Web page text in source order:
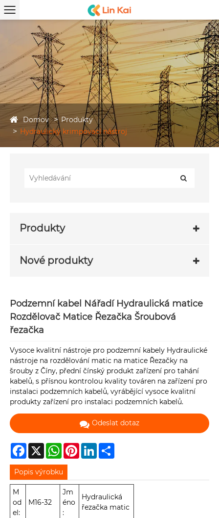
Domov
Produkty
Hydraulický krimpovací nástroj
Produkty
Nové produkty
Podzemní kabel Nářadí Hydraulická matice
Rozdělovač Matice Řezačka Šroubová
řezačka
Vysoce kvalitní nástroje pro podzemní kabely Hydraulické
nástroje na rozdělování matic na matice Řezačky na
šrouby z Číny, přední čínský produkt zařízení pro tahání
kabelů, s přísnou kontrolou kvality továren na zařízení pro
instalaci podzemních kabelů, vyrábějící vysoce kvalitní
produkty zařízení pro instalaci podzemních kabelů.
Odeslat dotaz
Facebook
X WhatsAppPinterestLinkedIn
Popis výrobku
M
od
el:
M16-32
Jm
éno
:
Hydraulická
řezačka matic